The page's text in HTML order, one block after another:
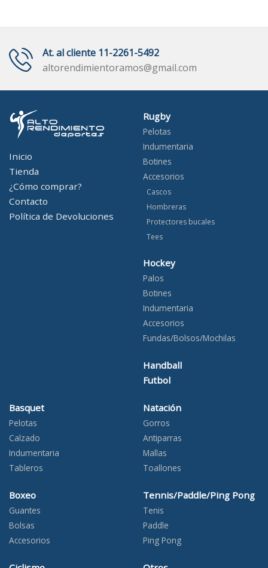
At. al cliente 11-2261-5492
altorendimientoramos@gmail.com
Inicio
Tienda
¿Cómo comprar?
Contacto
Política de Devoluciones
Rugby
Pelotas
Indumentaria
Botines
Accesorios
Cascos
Hombreras
Protectores bucales
Tees
Hockey
Palos
Botines
Indumentaria
Accesorios
Fundas/Bolsos/Mochilas
Handball
Futbol
Basquet
Pelotas
Calzado
Indumentaria
Tableros
Boxeo
Guantes
Bolsas
Accesorios
Natación
Gorros
Antiparras
Mallas
Toallones
Tennis/Paddle/Ping Pong
Tenis
Paddle
Ping Pong